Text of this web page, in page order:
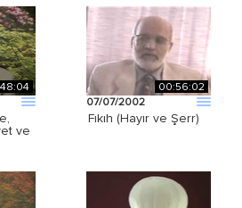
ve
00:56:02
07/07/2002
Fıkıh (Hayır ve Şerr)